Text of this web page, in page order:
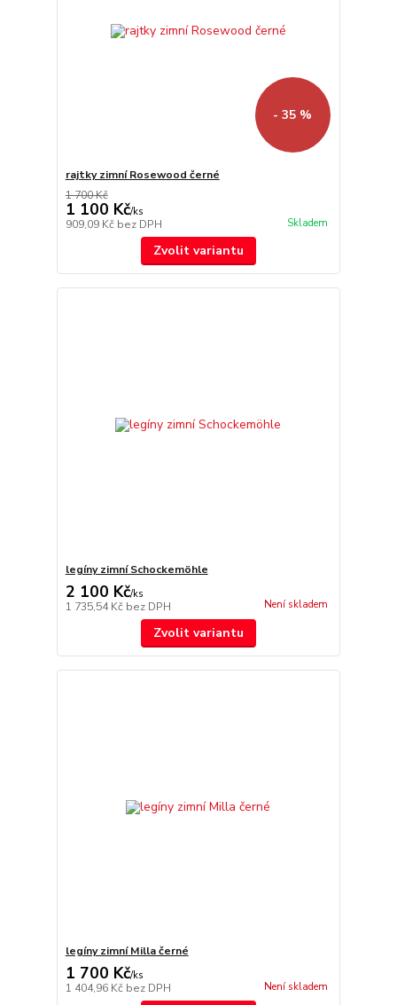
- 35 %
rajtky zimní Rosewood černé
1 700 Kč
1 100 Kč/ks
909,09 Kč bez DPH Skladem
Zvolit variantu
legíny zimní Schockemöhle
2 100 Kč/ks
1 735,54 Kč bez DPH Není skladem
Zvolit variantu
legíny zimní Milla černé
1 700 Kč/ks
1 404,96 Kč bez DPH Není skladem